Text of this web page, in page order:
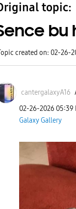
topic:
bu
created on: 02-26-
cantergalaxyA16
‎02-26-2026 05:39
Galaxy Gallery